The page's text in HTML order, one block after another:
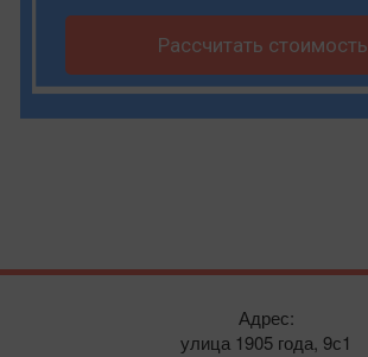
Рассчитать стоимость
Адрес:
улица 1905 года, 9с1